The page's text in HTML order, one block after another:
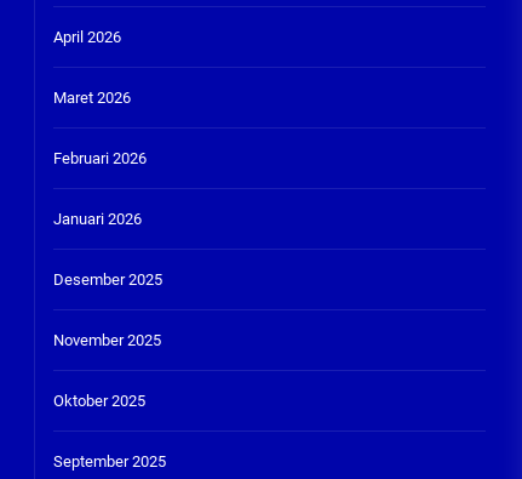
April 2026
Maret 2026
Februari 2026
Januari 2026
Desember 2025
November 2025
Oktober 2025
September 2025